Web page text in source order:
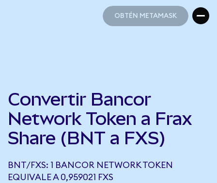
OBTÉN METAMASK
Convertir Bancor
Network Token a Frax
Share (BNT a FXS)
BNT/FXS: 1 BANCOR NETWORK TOKEN
EQUIVALE A 0,959021 FXS